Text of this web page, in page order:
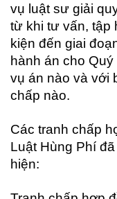
vụ luật sư giải
từ khi tư vấn, tập
kiện đến giai
hành án cho
vụ án nào và với
chấp nào.
Các tranh chấp
Luật Hùng Phí
hiện: